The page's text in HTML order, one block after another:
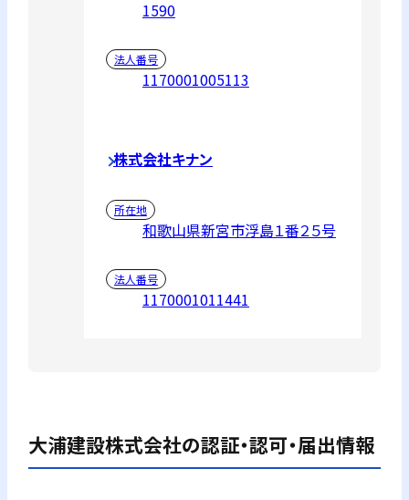
1590
法人番号
1170001005113
株式会社キナン
所在地
和歌山県新宮市浮島１番２５号
法人番号
1170001011441
大浦建設株式会社の認証・認可・届出情報